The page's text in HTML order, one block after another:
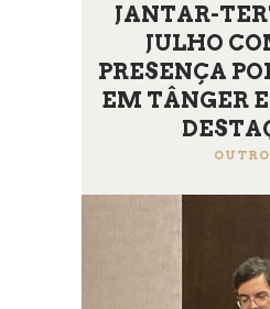
NOTÍCIAS
FAZER-SE
LIGAÇÕES
CONTACTOS
JANTAR-
JULHO
PRESENÇA
EM TÂNGER